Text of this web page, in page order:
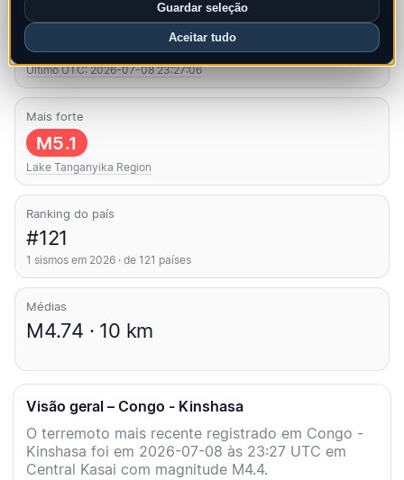
Guardar seleção
Aceitar tudo
Sismos neste mês
0
Último UTC: 2026-07-08 23:27:06
Mais forte
M5.1
Lake Tanganyika Region
Ranking do país
#121
1 sismos em 2026 · de 121 países
Médias
M4.74 · 10 km
Visão geral – Congo - Kinshasa
O terremoto mais recente registrado em Congo -
Kinshasa foi em 2026-07-08 às 23:27 UTC em
Central Kasai com magnitude M4.4.